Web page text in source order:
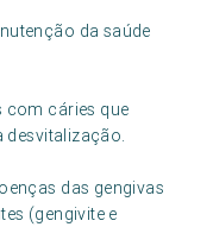
da saúde
com cáries que
desvitalização.
das gengivas
(gengivite e